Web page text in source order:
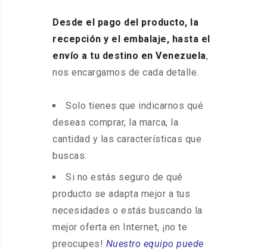
Desde el pago del producto, la
recepción y el embalaje, hasta el
envío a tu destino en Venezuela,
nos encargamos de cada detalle.
Solo tienes que indicarnos qué
deseas comprar, la marca, la
cantidad y las características que
buscas.
Si no estás seguro de qué
producto se adapta mejor a tus
necesidades o estás buscando la
mejor oferta en Internet, ¡no te
preocupes! Nuestro equipo puede